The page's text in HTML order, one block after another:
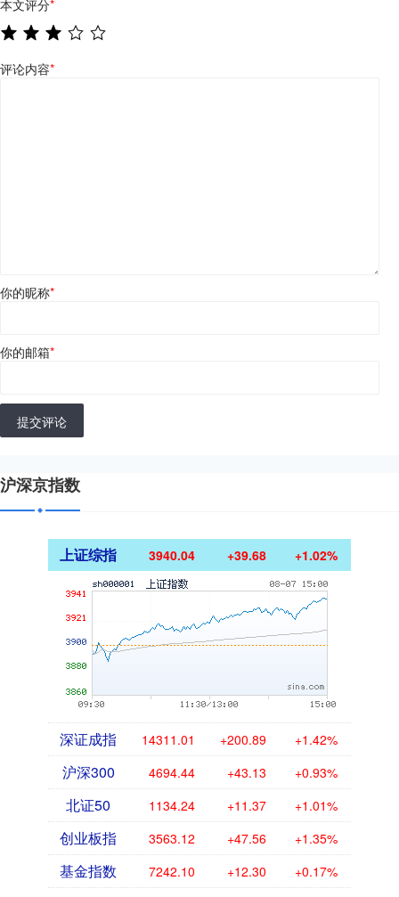
本文评分*
评论内容*
你的昵称*
你的邮箱*
提交评论
沪深京指数
上证综指 3940.04 +39.68 +1.02%
深证成指 14311.01 +200.89 +1.42%
沪深300 4694.44 +43.13 +0.93%
北证50 1134.24 +11.37 +1.01%
创业板指 3563.12 +47.56 +1.35%
基金指数 7242.10 +12.30 +0.17%